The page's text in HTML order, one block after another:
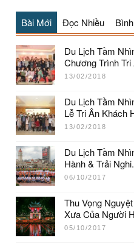
Bài Mới Đọc Nhiều
Du Lịch Tầm
Chương Trình Tri
13/02/2018
Du Lịch Tầm
Lễ Tri Ân Khách
13/02/2018
Du Lịch Tầm
Hành & Trải
06/10/2017
Thu Vọng
Xưa Của Người
05/10/2017